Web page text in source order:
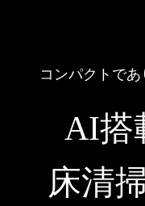
コンパクトで
AI搭
床清